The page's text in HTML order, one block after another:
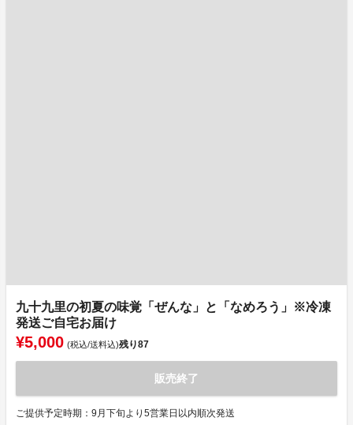
九十九里の初夏の味覚「ぜんな」と「なめろう」※冷凍
発送ご自宅お届け
¥5,000 (税込/送料込)残り87
販売終了
ご提供予定時期：9月下旬より5営業日以内順次発送